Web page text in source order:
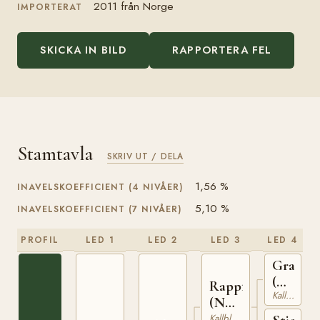
IMPORTERAT 2011 från Norge
SKICKA IN BILD RAPPORTERA FEL
Stamtavla SKRIV UT / DELA
INAVELSKOEFFICIENT (4 NIVÅER) 1,56 %
INAVELSKOEFFICIENT (7 NIVÅER) 5,10 %
PROFIL LED 1 LED 2 LED 3
Rappfot
(NO)
LED 4
(NO)
NT
52
Kallblodig Travare